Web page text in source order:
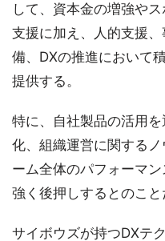
して、資本金の増強や
支援に加え、人的支援
備、DXの推進において
提供する。
特に、自社製品の活用
化、組織運営に関する
ーム全体のパフォーマ
強く後押しするとのこと
サイボウズが持つDXテ